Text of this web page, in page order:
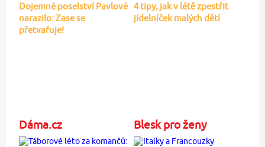
Dojemné poselství Pavlové
narazilo: Zase se
přetvařuje!
4 tipy, jak v létě zpestřit
jídelníček malých dětí
Dáma.cz Blesk pro ženy